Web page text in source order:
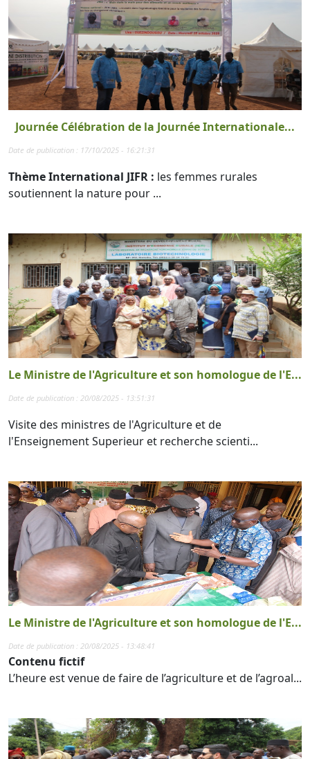
Journée Célébration de la Journée Internationale...
Date de publication : 17/10/2025 - 16:21:31
Thème International JIFR : les femmes rurales
soutiennent la nature pour ...
Le Ministre de l'Agriculture et son homologue de l'E...
Date de publication : 20/08/2025 - 13:51:31
Visite des ministres de l'Agriculture et de
l'Enseignement Superieur et recherche scienti...
Le Ministre de l'Agriculture et son homologue de l'E...
Date de publication : 20/08/2025 - 13:48:41
Contenu fictif
L’heure est venue de faire de l’agriculture et de l’agroal...